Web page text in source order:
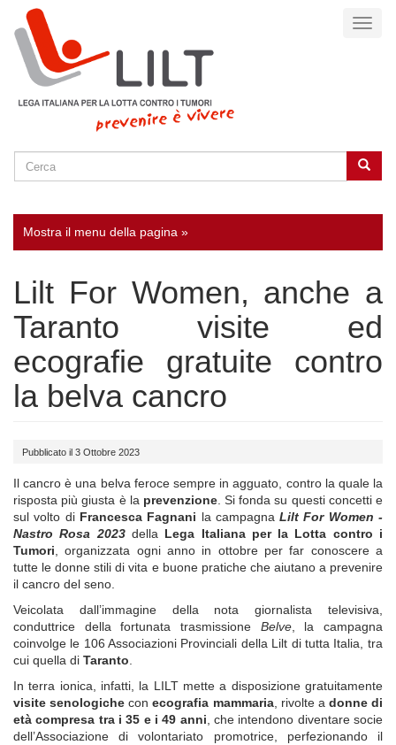
contenuto
principale
SEARCH Cerca
Mostra il menu della pagina »
Lilt For Women, anche a
Taranto visite ed
ecografie gratuite contro
la belva cancro
Pubblicato il 3 Ottobre 2023
Il cancro è una belva feroce sempre in agguato, contro la quale la
risposta più giusta è la prevenzione. Si fonda su questi concetti e
sul volto di Francesca Fagnani la campagnaLilt For Women -
Nastro Rosa 2023 della Lega Italiana per la Lotta contro i
Tumori , organizzata ogni anno in ottobre per far conoscere a
tutte le donne stili di vita e buone pratiche che aiutano a prevenire
il cancro del seno.
Veicolata dall’immagine della nota giornalista televisiva,
conduttrice della fortunata trasmissione Belve, la campagna
coinvolge le 106 Associazioni Provinciali della Lilt di tutta Italia, tra
cui quella di Taranto
In terra ionica, infatti, la LILT mette a disposizione gratuitamente
visite senologiche conecografia mammaria, rivolte a donne di
età compresa tra i 35 e i 49 anni , che intendono diventare socie
dell’Associazione di volontariato promotrice, perfezionando il